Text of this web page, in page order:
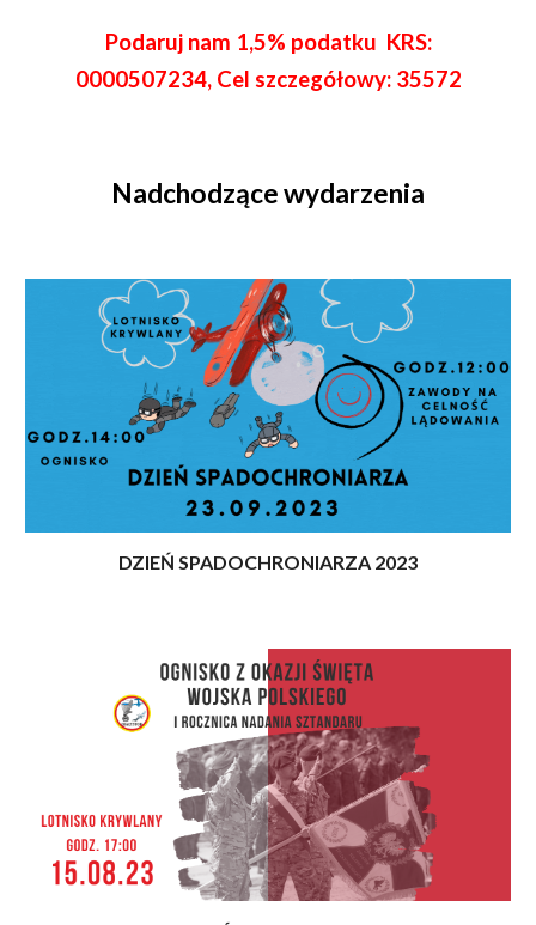
Podaruj nam 1,5% podatku KRS:
0000507234, Cel szczegółowy: 35572
Nadchodzące wydarzenia
DZIEŃ SPADOCHRONIARZA 2023